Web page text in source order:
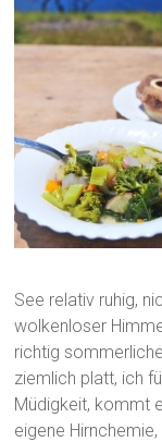
See relativ ruhig,
wolkenloser
richtig
ziemlich platt, ich
Müdigkeit, kommt
eigene